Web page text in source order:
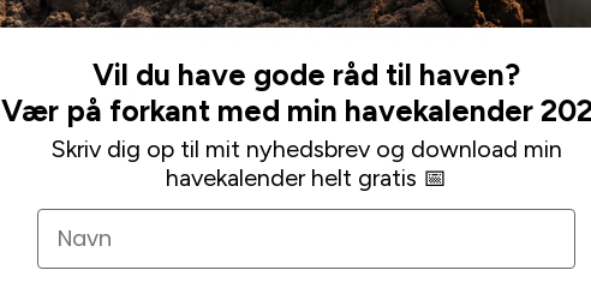
Leaa
Vil du have gode råd til haven?
Vær på forkant med min havekalender
Skriv dig op til mit nyhedsbrev og download min
havekalender helt gratis 📅
Navn